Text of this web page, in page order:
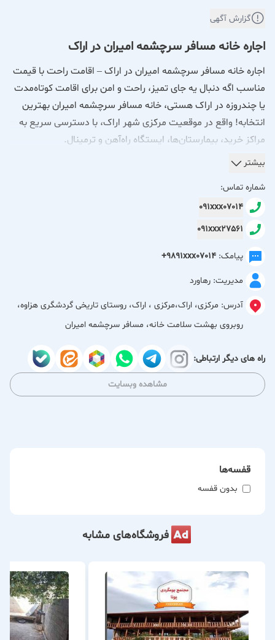
گزارش آگهی
اجاره خانه مسافر سرچشمه امیران در اراک
اجاره خانه مسافر سرچشمه امیران در اراک – اقامت راحت با قیمت
مناسب اگه دنبال یه جای تمیز، راحت و امن برای اقامت کوتاه‌مدت
یا چندروزه در اراک هستی، خانه مسافر سرچشمه امیران بهترین
انتخابه! واقع در موقعیت مرکزی شهر اراک، با دسترسی سریع به
مراکز خرید، بیمارستان‌ها، ایستگاه راه‌آهن و ترمینال.
خانه مسافر سرچشمه امیران در اراک با فضایی تمیز، آرام و
مسافران، خانواده‌ها و زوج‌ها می‌باشد.
این مجموعه با امکانات کامل شامل اتاق مجهز، سرویس خواب،
آشپزخانه کامل، سرویس بهداشتی ایرانی و فرنگی، کولر اسپیلت،
خاطره‌انگیز را فراهم می‌کند.
با موقعیت مناسب در شهر اراک، فضای سبز و ویوی زیبا رو به باغ،
پارکینگ، اینترنت وای‌فای، نظافت مناسب و امنیت بالا، تمامی
امکانات لازم برای یک سفر آسوده در اختیار مهمانان قرار دارد.
همچنین امکان رزرو روزانه، هفتگی و ماهانه با قیمت مناسب و
سفارش انواع غذاهای محلی و ایرانی مانند چلوکباب، خورشت، آش
محلی و آبگوشت آتشی برای تجربه اقامتی متفاوت فراهم شده
است.
بیشتر
شماره تماس:
091xxx07014
091xxx27561
پیامک: +9891xxx07014
مدیریت: رهاورد
آدرس: مرکزی، اراک،مرکزی ، اراک، روستای تاریخی گردشگری هزاوه،
روبروی بهشت سلامت خانه، مسافر سرچشمه امیران
راه های دیگر ارتباطی:
مشاهده وبسایت
قفسه‌ها
بدون قفسه
فروشگاه‌های مشابه